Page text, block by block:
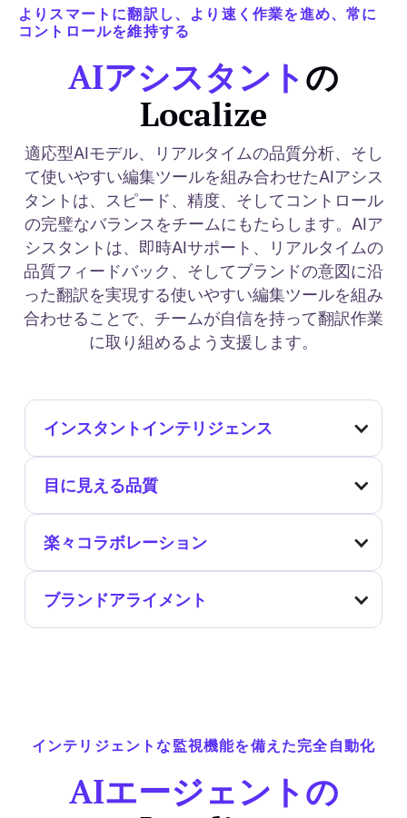
よりスマートに翻訳し、より速く作業を進め、常に
コントロールを維持する
AIアシスタントの
Localize
適応型AIモデル、リアルタイムの品質分析、そし
て使いやすい編集ツールを組み合わせたAIアシス
タントは、スピード、精度、そしてコントロール
の完璧なバランスをチームにもたらします。AIア
シスタントは、即時AIサポート、リアルタイムの
品質フィードバック、そしてブランドの意図に沿
った翻訳を実現する使いやすい編集ツールを組み
合わせることで、チームが自信を持って翻訳作業
に取り組めるよう支援します。
インスタントインテリジェンス
目に見える品質
楽々コラボレーション
ブランドアライメント
インテリジェントな監視機能を備えた完全自動化
AIエージェントの